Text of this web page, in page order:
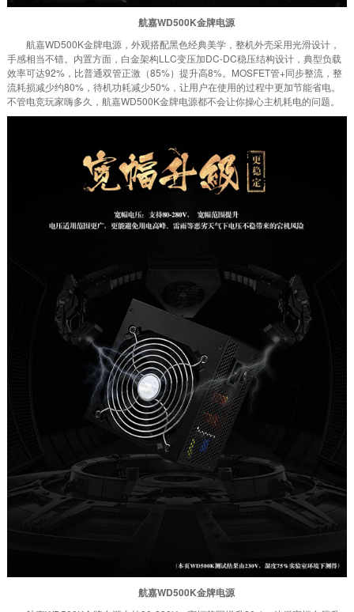
航嘉WD500K金牌电源
航嘉WD500K金牌电源，外观搭配黑色经典美学，整机外壳采用光滑设计，
手感相当不错。内置方面，白金架构LLC变压加DC-DC稳压结构设计，典型负载
效率可达92%，比普通双管正激（85%）提升高8%。MOSFET管+同步整流，整
流耗损减少约80%，待机功耗减少50%，让用户在使用的过程中更加节能省电。
不管电竞玩家嗨多久，航嘉WD500K金牌电源都不会让你操心主机耗电的问题。
航嘉WD500K金牌电源